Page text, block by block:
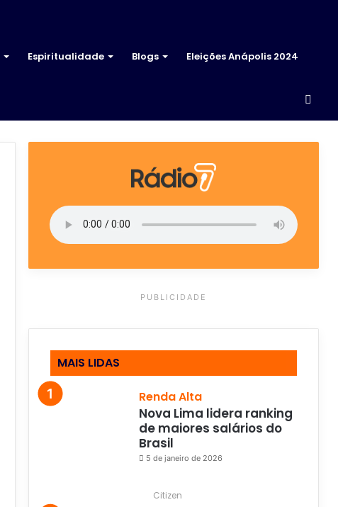
Espiritualidade Blogs Eleições Anápolis 2024
por
PUBLICIDADE
MAIS LIDAS
Renda Alta
Nova Lima lidera ranking
de maiores salários do
Brasil
5 de janeiro de 2026
Citizen